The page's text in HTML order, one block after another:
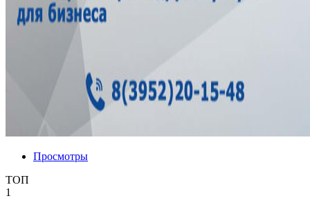
Просмотры
ТОП
1